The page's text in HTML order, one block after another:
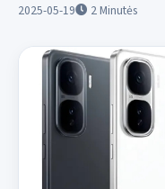
2025-05-19 2Minutės